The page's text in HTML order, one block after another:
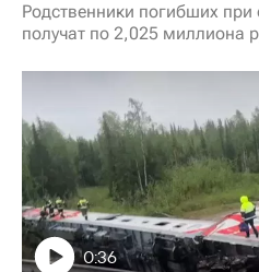
Родственники погибших
получат по 2,025 миллиона
0:36